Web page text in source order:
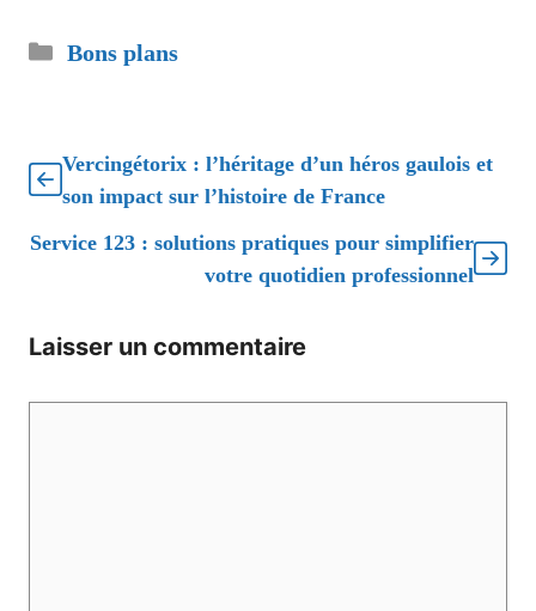
Catégories
Bons plans
Vercingétorix : l’héritage d’un héros gaulois et
son impact sur l’histoire de France
Service 123 : solutions pratiques pour simplifier
votre quotidien professionnel
Laisser un commentaire